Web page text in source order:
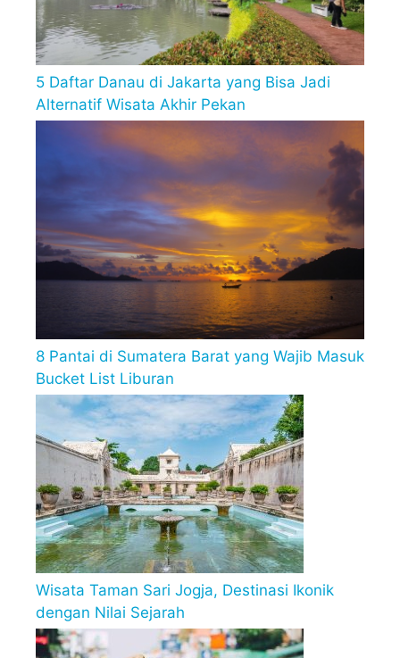
5 Daftar Danau di Jakarta yang Bisa Jadi
Alternatif Wisata Akhir Pekan
8 Pantai di Sumatera Barat yang Wajib Masuk
Bucket List Liburan
Wisata Taman Sari Jogja, Destinasi Ikonik
dengan Nilai Sejarah